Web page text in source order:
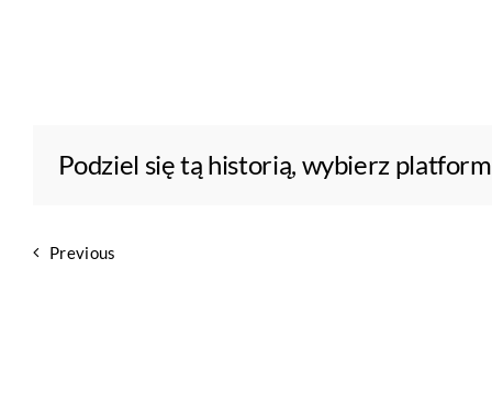
Podziel się tą historią, wybierz
Previous